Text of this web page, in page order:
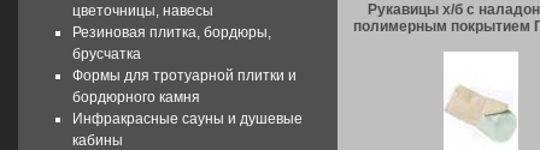
цветочницы, навесы
Резиновая плитка, бордюры,
брусчатка
Формы для тротуарной плитки и
бордюрного камня
Инфракрасные сауны и душевые
кабины
Рукавицы х/б с
полимерным покрытием